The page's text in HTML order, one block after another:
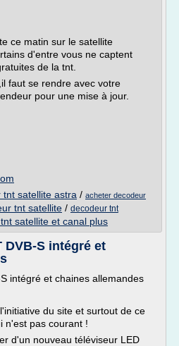
ce matin sur le satellite
d'entre vous ne captent
de la tnt.
faut se rendre avec votre
pour une mise à jour.
tnt satellite astra / acheter decodeur
tnt satellite / decodeur tnt
satellite et canal plus
DVB-S intégré et
intégré et chaines allemandes
du site et surtout de ce
n'est pas courant !
d'un nouveau téléviseur LED